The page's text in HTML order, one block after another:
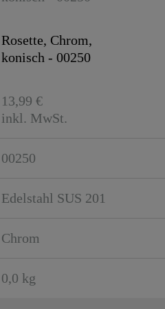
Rosette, Chrom,
konisch - 00250
13,99 €
inkl. MwSt.
00250
Edelstahl SUS 201
Chrom
0,0 kg